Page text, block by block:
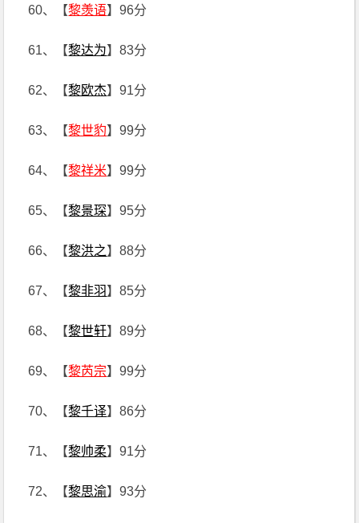
60、【黎羡语】96分
61、【黎达为】83分
62、【黎欧杰】91分
63、【黎世豹】99分
64、【黎祥米】99分
65、【黎景琛】95分
66、【黎洪之】88分
67、【黎非羽】85分
68、【黎世轩】89分
69、【黎芮宗】99分
70、【黎千译】86分
71、【黎帅柔】91分
72、【黎思渝】93分